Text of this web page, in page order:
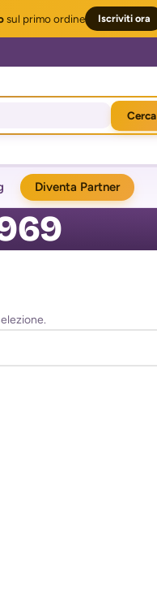
sul primo ordine Iscriviti ora
Cerca
Diventa Partner